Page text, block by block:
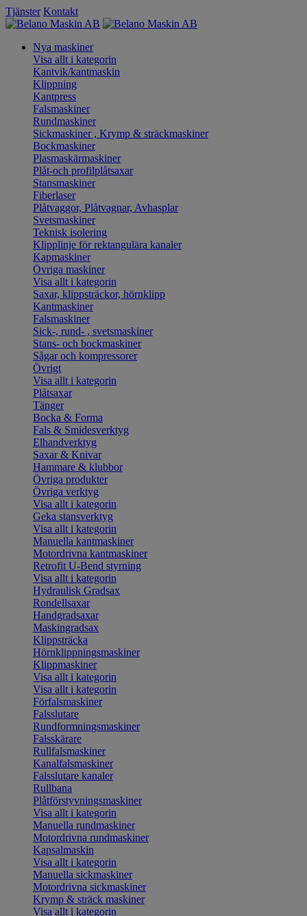
Tjänster Kontakt
Nya maskiner
Visa allt i kategorin
Kantvik/kantmaskin
Klippning
Kantpress
Falsmaskiner
Rundmaskiner
Sickmaskiner , Krymp & sträckmaskiner
Bockmaskiner
Plasmaskärmaskiner
Plåt-och profilplåtsaxar
Stansmaskiner
Fiberlaser
Plåtvaggor, Plåtvagnar, Avhasplar
Svetsmaskiner
Teknisk isolering
Klipplinje för rektangulära kanaler
Kapmaskiner
Övriga maskiner
Visa allt i kategorin
Saxar, klippsträckor, hörnklipp
Kantmaskiner
Falsmaskiner
Sick-, rund- , svetsmaskiner
Stans- och bockmaskiner
Sågar och kompressorer
Övrigt
Visa allt i kategorin
Plåtsaxar
Tänger
Bocka & Forma
Fals & Smidesverktyg
Elhandverktyg
Saxar & Knivar
Hammare & klubbor
Övriga produkter
Övriga verktyg
Visa allt i kategorin
Geka stansverktyg
Visa allt i kategorin
Manuella kantmaskiner
Motordrivna kantmaskiner
Retrofit U-Bend styrning
Visa allt i kategorin
Hydraulisk Gradsax
Rondellsaxar
Handgradsaxar
Maskingradsax
Klippsträcka
Hörnklippningsmaskiner
Klippmaskiner
Visa allt i kategorin
Visa allt i kategorin
Förfalsmaskiner
Falsslutare
Rundformningsmaskiner
Falsskärare
Rullfalsmaskiner
Kanalfalsmaskiner
Falsslutare kanaler
Rullbana
Plåtförstyvningsmaskiner
Visa allt i kategorin
Manuella rundmaskiner
Motordrivna rundmaskiner
Kapsalmaskin
Visa allt i kategorin
Manuella sickmaskiner
Motordrivna sickmaskiner
Krymp & sträck maskiner
Visa allt i kategorin